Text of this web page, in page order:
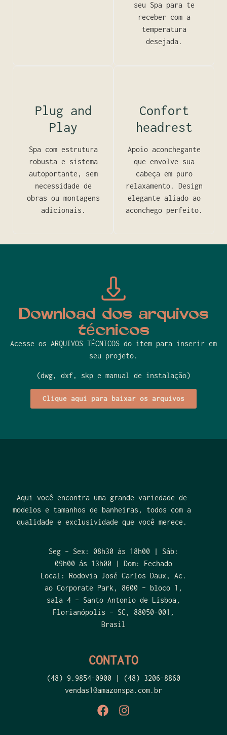
seu Spa para te
receber com a
temperatura
desejada.
Plug and
Play
Spa com estrutura
robusta e sistema
autoportante, sem
necessidade de
obras ou montagens
adicionais.
Confort
headrest
Apoio aconchegante
que envolve sua
cabeça em puro
relaxamento. Design
elegante aliado ao
aconchego perfeito.
Download dos arquivos
técnicos
Acesse os ARQUIVOS TÉCNICOS do item para inserir em
seu projeto.
(dwg, dxf, skp e manual de instalação)
Clique aqui para baixar os arquivos
Aqui você encontra uma grande variedade de
modelos e tamanhos de banheiras, todos com a
qualidade e exclusividade que você merece.
Seg – Sex: 08h30 ás 18h00 | Sáb:
09h00 ás 13h00 | Dom: Fechado
Local: Rodovia José Carlos Daux, Ac.
ao Corporate Park, 8600 – bloco 1,
sala 4 – Santo Antonio de Lisboa,
Florianópolis – SC, 88050-001,
Brasil
CONTATO
(48) 9.9854-0900 | (48) 3206-8860
vendas1@amazonspa.com.br